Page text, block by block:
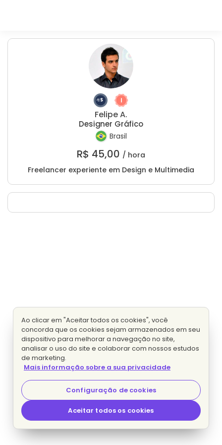
Felipe A.
Designer Gráfico
Brasil
R$ 45,00 / hora
Freelancer experiente em Design e Multimedia
Ao clicar em "Aceitar todos os cookies", você
concorda que os cookies sejam armazenados em seu
dispositivo para melhorar a navegação no site,
analisar o uso do site e colaborar com nossos estudos
de marketing.
Mais informação sobre a sua privacidade
Configuração de cookies
Aceitar todos os cookies